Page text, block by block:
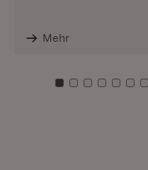
Mehr
Zu Kachel: 0
Zu Kachel: 1
ZuZuZuZu